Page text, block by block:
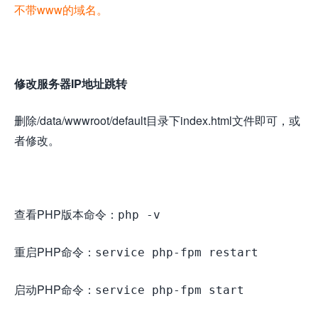
不带www的域名。
修改服务器IP地址跳转
删除/data/wwwroot/default目录下index.html文件即可，或
者修改。
查看PHP版本命令： php -v
重启PHP命令： service php-fpm restart
启动PHP命令： service php-fpm start